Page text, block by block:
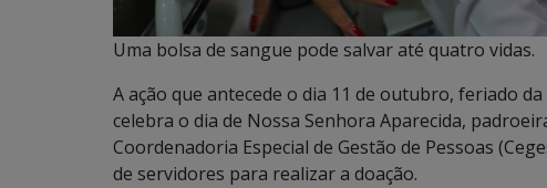
Uma bolsa de sangue pode salvar até quatro vidas.
A ação que antecede o dia 11 de outubro, feriado
celebra o dia de Nossa Senhora Aparecida,
Coordenadoria Especial de Gestão de Pessoas
de servidores para realizar a doação.